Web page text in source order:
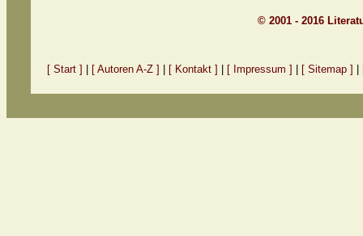
© 2001 - 2016
[ Start ] [ Autoren A-Z ] [ Kontakt ] [ Impressum ] [ Sitemap ]